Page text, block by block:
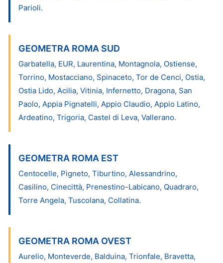
Parioli.
GEOMETRA ROMA SUD
Garbatella, EUR, Laurentina, Montagnola, Ostiense,
Torrino, Mostacciano, Spinaceto, Tor de Cenci, Ostia,
Ostia Lido, Acilia, Vitinia, Infernetto, Dragona, San
Paolo, Appia Pignatelli, Appio Claudio, Appio Latino,
Ardeatino, Trigoria, Castel di Leva, Vallerano.
GEOMETRA ROMA EST
Centocelle, Pigneto, Tiburtino, Alessandrino,
Casilino, Cinecittà, Prenestino-Labicano, Quadraro,
Torre Angela, Tuscolana, Collatina.
GEOMETRA ROMA OVEST
Aurelio, Monteverde, Balduina, Trionfale, Bravetta,